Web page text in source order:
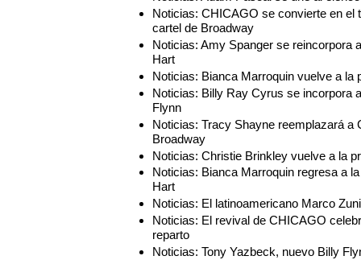
Noticias: CHICAGO se convierte en el
cartel de Broadway
Noticias: Amy Spanger se reincorpora
Hart
Noticias: Bianca Marroquin vuelve a
Noticias: Billy Ray Cyrus se incorpora
Flynn
Noticias: Tracy Shayne reemplazará
Broadway
Noticias: Christie Brinkley vuelve a la
Noticias: Bianca Marroquin regresa a
Hart
Noticias: El latinoamericano Marco
Noticias: El revival de CHICAGO
reparto
Noticias: Tony Yazbeck, nuevo Billy